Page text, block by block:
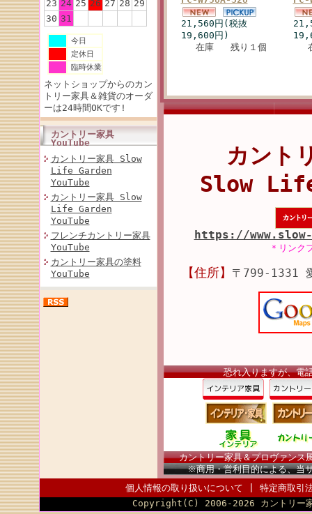
23 24 25 26 27 28 29
30 31
今日
定休日
臨時休業
ネットショップからのカン
トリー家具＆雑貨のオーダ
ーは24時間OKです!
カントリー家具
YouTube
カントリー家具 Slow
Life Garden
YouTube
カントリー家具 Slow
Life Garden
YouTube
フレンチカントリー家具
YouTube
カントリー家具の塗料
YouTube
21,560円(税抜
19,600円)
在庫 残り１個
カント
Slow
https://
＊リンク
【住所】 〒799-1331
恐れ入りますが、電
カントリー家具＆プロヴァン
※商用・営利目的による、当
個人情報の取り扱いについて
特定商取引
Copyright(C) 2006-2026 カント